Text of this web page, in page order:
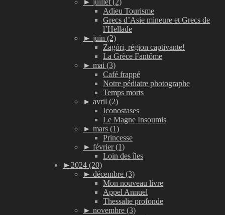
Adieu Tourisme
Grecs d’Asie mineure et Grecs de
l’Hellade
► juin (2)
Zagóri, région captivante!
La Grèce Fantôme
► mai (3)
Café frappé
Notre pédiatre photographe
Temps morts
► avril (2)
Iconostases
Le Magne Insoumis
► mars (1)
Princesse
► février (1)
Loin des îles
► 2024 (20)
► décembre (3)
Mon nouveau livre
Appel Annuel
Thessalie profonde
► novembre (3)